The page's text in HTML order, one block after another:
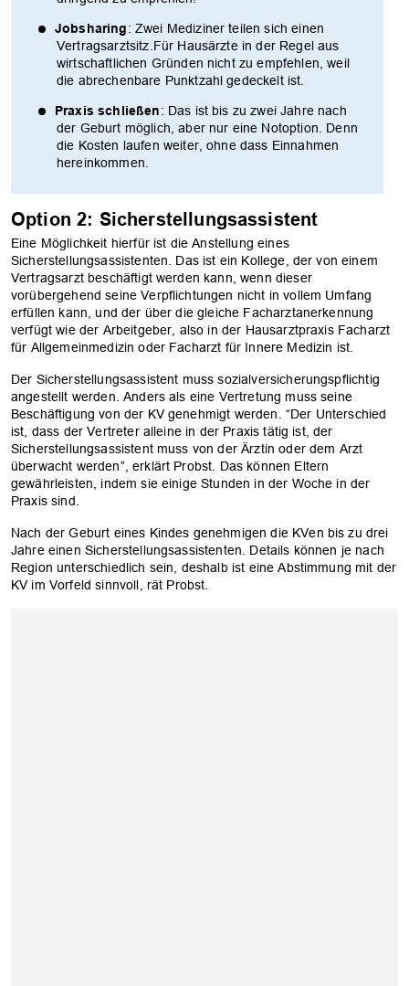
Jobsharing: Zwei Mediziner teilen sich einen
Vertragsarztsitz.Für Hausärzte in der Regel aus
wirtschaftlichen Gründen nicht zu empfehlen, weil
die abrechenbare Punktzahl gedeckelt ist.
Praxis schließen: Das ist bis zu zwei Jahre nach
der Geburt möglich, aber nur eine Notoption. Denn
die Kosten laufen weiter, ohne dass Einnahmen
hereinkommen.
Option 2: Sicherstellungsassistent
Eine Möglichkeit hierfür ist die Anstellung eines
Sicherstellungsassistenten. Das ist ein Kollege, der von einem
Vertragsarzt beschäftigt werden kann, wenn dieser
vorübergehend seine Verpflichtungen nicht in vollem Umfang
erfüllen kann, und der über die gleiche Facharztanerkennung
verfügt wie der Arbeitgeber, also in der Hausarztpraxis Facharzt
für Allgemeinmedizin oder Facharzt für Innere Medizin ist.
Der Sicherstellungsassistent muss sozialversicherungspflichtig
angestellt werden. Anders als eine Vertretung muss seine
Beschäftigung von der KV genehmigt werden. “Der Unterschied
ist, dass der Vertreter alleine in der Praxis tätig ist, der
Sicherstellungsassistent muss von der Ärztin oder dem Arzt
überwacht werden”, erklärt Probst. Das können Eltern
gewährleisten, indem sie einige Stunden in der Woche in der
Praxis sind.
Nach der Geburt eines Kindes genehmigen die KVen bis zu drei
Jahre einen Sicherstellungsassistenten. Details können je nach
Region unterschiedlich sein, deshalb ist eine Abstimmung mit der
KV im Vorfeld sinnvoll, rät Probst.